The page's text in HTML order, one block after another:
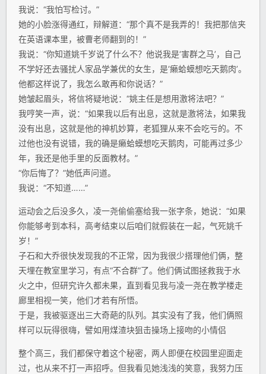
我说：“我怕写检讨。”
她的小脸涨得通红，辩解道：“那个真不是我弄的！我把那信夹
在英语课本里，被曹老师翻到的！”
我说：“你知道姚千岁说了什么不？他说我是‘害群之马’，自己
不学好还去骚扰人家品学兼优的女生，是‘癞蛤蟆想吃天鹅肉’。
他都这样说了，我怎么敢再和你说话？”
她皱起眉头，将信将疑地说：“姚主任是想用激将法吧？”
我哼笑一声，说：“如果我以后有出息，这就是激将法，如果我
没有出息，这就是他的神机妙算，老狐狸从来不会吃亏的。不
过他也没有说错，我的确是癞蛤蟆想吃天鹅肉，可能再过多少
年，我还是他手里的反面教材。”
“你后悔了？”她低声问道。
我说：“不知道……”
运动会之后没多久，凌一尧偷偷塞给我一张字条，她说：“如果
你能够考到本科，高考结束以后咱们就假装在一起，气死姚千
岁！”
子石和大乔很快发现我的不正常，因为我很少搭理他们俩，整
天埋在教室里学习，有点“不合群”了。他们俩试图拯救我于水
火之中，但研究许久都未果，直到看见我与凌一尧在教学楼走
廊里相视一笑，他们才若有所悟。
于是，我被驱逐出三大奇葩的队列。其实没有了我，他们俩照
样可以玩得很嗨，譬如用煤渣块狙击操场上接吻的小情侣
整个高三，我们都保守着这个秘密，两人即便在校园里迎面走
过，也从来不打一声招呼。但我看见她浅浅的笑意，我努力压